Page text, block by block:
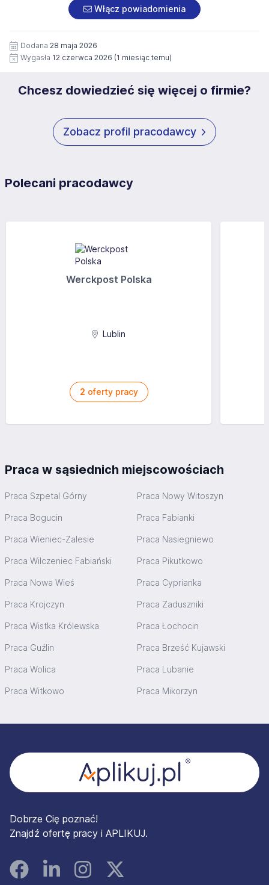
pod numerem 33 816 64 09 lub pisemnie na adres
siedziby administratora.
https://www.workprofit.pl/klauzula-informacyjna.html
załączonych dokumentach aplikacyjnych (w tym
wizerunku), na potrzeby przyszłych rekrutacji przez okres
12 miesięcy. Zgoda jest dobrowolna i może być w każdym
czasie wycofana.
Włącz powiadomienia
Dodana 28 maja 2026
Wygasła 12 czerwca 2026 (1 miesiąc temu)
Chcesz dowiedzieć się więcej o firmie?
Zobacz profil pracodawcy
Polecani pracodawcy
Werckpost Polska
Lublin
2 oferty pracy
Praca w sąsiednich miejscowościach
Praca Szpetal Górny Praca Nowy Witoszyn
Praca Bogucin Praca Fabianki
Praca Wieniec-Zalesie Praca Nasiegniewo
Praca Wilczeniec Fabiański Praca Pikutkowo
Praca Nowa Wieś Praca Cyprianka
Praca Krojczyn Praca Zaduszniki
Praca Wistka Królewska Praca Łochocin
Praca Guźlin Praca Brześć Kujawski
Praca Wolica Praca Lubanie
Praca Witkowo Praca Mikorzyn
Dobrze Cię poznać!
Znajdź ofertę pracy i APLIKUJ.
FacebookLinked InInstagramInstagram